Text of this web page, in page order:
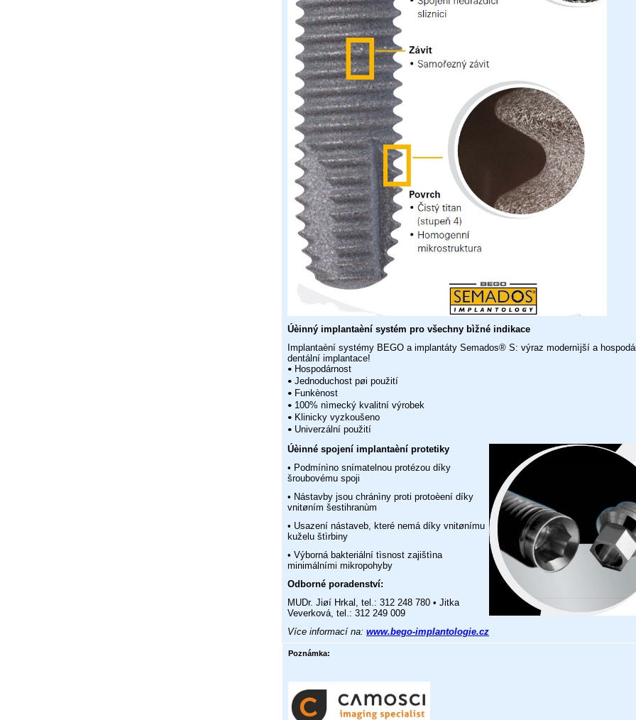
Úèinný implantaèní systém pro všechny bìžné indikace
Implantaèní systémy BEGO a implantáty Semados® S: výraz modernìjší a
dentální implantace!
• Hospodárnost
• Jednoduchost pøi použití
• Funkènost
• 100% nìmecký kvalitní výrobek
• Klinicky vyzkoušeno
• Univerzální použití
Úèinné spojení implantaèní protetiky
• Podmínìno snímatelnou protézou díky
šroubovému spoji
• Nástavby jsou chránìny proti protoèení díky
vnitøním šestihranùm
• Usazení nástaveb, které nemá díky vnitønímu
kuželu štìrbiny
• Výborná bakteriální tìsnost zajištìna
minimálními mikropohyby
Odborné poradenství:
MUDr. Jiøí Hrkal, tel.: 312 248 780 • Jitka
Veverková, tel.: 312 249 009
Více informací na: www.bego-implantologie.cz
Poznámka: